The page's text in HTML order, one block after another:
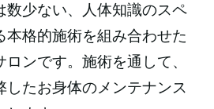
数少ない、人体知識のスペ
本格的施術を組み合わせた
ンです。施術を通して、
したお身体のメンテナンス